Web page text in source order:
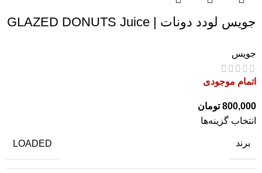
جویس لودد دونات | GLAZED DONUTS Juice
جویس
اتمام موجودی
800,000 تومان
انتخاب گزینه‌ها
برند LOADED